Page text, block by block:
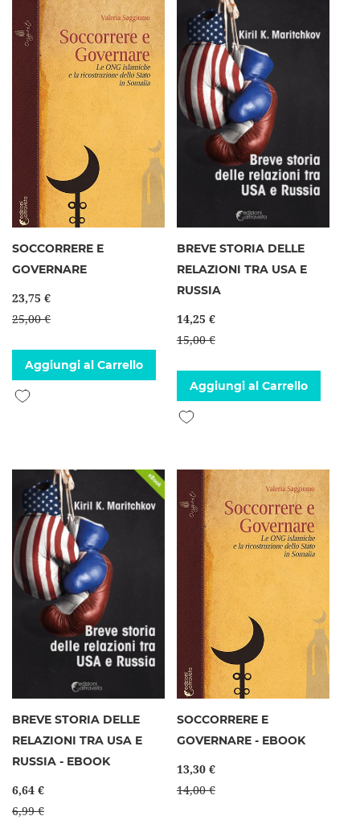
SOCCORRERE E
GOVERNARE
23,75 €
25,00 €
Aggiungi al Carrello
Aggiungi alla lista desideri
BREVE STORIA DELLE
RELAZIONI TRA USA E
RUSSIA
14,25 €
15,00 €
Aggiungi al Carrello
Aggiungi alla lista desideri
BREVE STORIA DELLE
RELAZIONI TRA USA E
RUSSIA - EBOOK
6,64 €
6,99 €
SOCCORRERE E
GOVERNARE - EBOOK
13,30 €
14,00 €